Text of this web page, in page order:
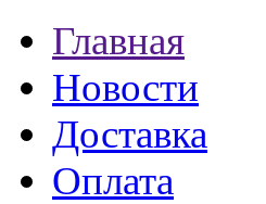
Главная
Новости
Доставка
Оплата